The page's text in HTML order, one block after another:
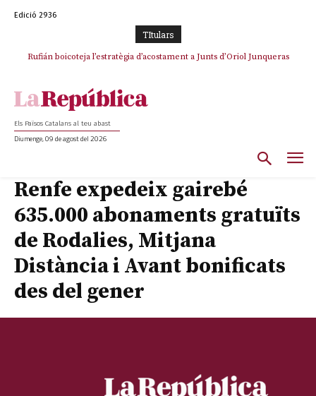
Edició 2936
TItulars
Rufián boicoteja l’estratègia d’acostament a Junts d’Oriol Junqueras
Rufián dinamita la unitat independentista amb un atac frontal al retorn
Els Països Catalans al teu abast
Diumenge, 09 de agost del 2026
Renfe expedeix gairebé
635.000 abonaments gratuïts
de Rodalies, Mitjana
Distància i Avant bonificats
des del gener